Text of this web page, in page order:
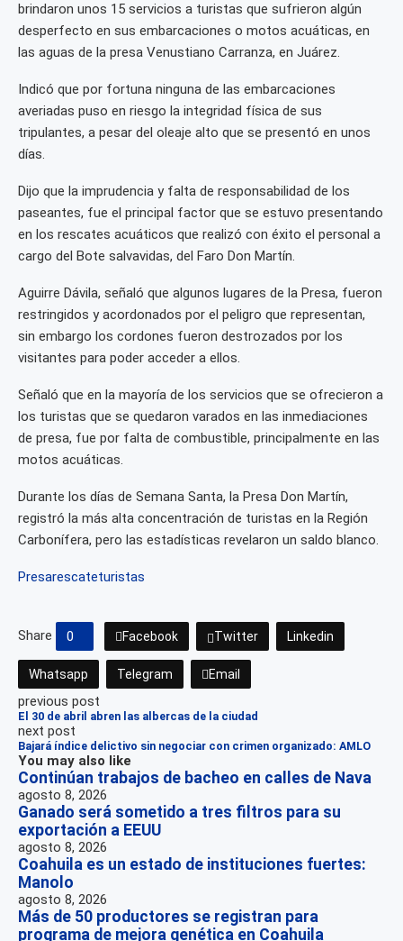
brindaron unos 15 servicios a turistas que sufrieron algún
desperfecto en sus embarcaciones o motos acuáticas, en
las aguas de la presa Venustiano Carranza, en Juárez.
Indicó que por fortuna ninguna de las embarcaciones
averiadas puso en riesgo la integridad física de sus
tripulantes, a pesar del oleaje alto que se presentó en unos
días.
Dijo que la imprudencia y falta de responsabilidad de los
paseantes, fue el principal factor que se estuvo presentando
en los rescates acuáticos que realizó con éxito el personal a
cargo del Bote salvavidas, del Faro Don Martín.
Aguirre Dávila, señaló que algunos lugares de la Presa, fueron
restringidos y acordonados por el peligro que representan,
sin embargo los cordones fueron destrozados por los
visitantes para poder acceder a ellos.
Señaló que en la mayoría de los servicios que se ofrecieron a
los turistas que se quedaron varados en las inmediaciones
de presa, fue por falta de combustible, principalmente en las
motos acuáticas.
Durante los días de Semana Santa, la Presa Don Martín,
registró la más alta concentración de turistas en la Región
Carbonífera, pero las estadísticas revelaron un saldo blanco.
Presarescateturistas
Share 0 Facebook Twitter Linkedin
Whatsapp Telegram Email
previous post
El 30 de abril abren las albercas de la ciudad
next post
Bajará índice delictivo sin negociar con crimen organizado: AMLO
You may also like
Continúan trabajos de bacheo en calles de Nava
agosto 8, 2026
Ganado será sometido a tres filtros para su
exportación a EEUU
agosto 8, 2026
Coahuila es un estado de instituciones fuertes:
Manolo
agosto 8, 2026
Más de 50 productores se registran para
programa de mejora genética en Coahuila